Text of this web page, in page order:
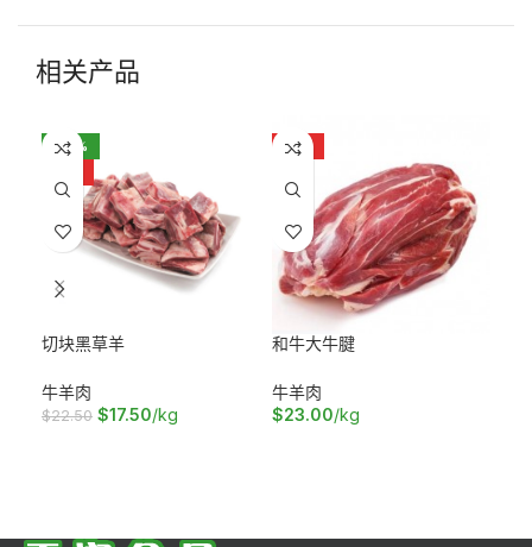
相关产品
-22%
切块黑草羊
牛羊肉
$22.50 $17.50/kg
HOT
和牛大牛腱
牛羊肉
$23.00/kg